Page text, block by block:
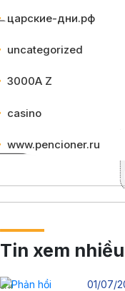
царские-дни.рф
uncategorized
3000A Z
casino
www.pencioner.ru
Tin xem nhiều
01/07/